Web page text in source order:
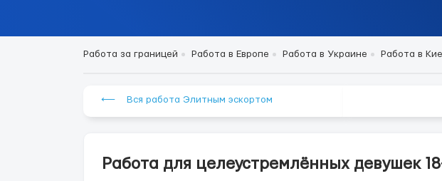
Работа за границей Работа в Европе Работа в Украине Работа в
⟵ Вся работа Элитным эскортом
Работа для целеустремлённых девушек